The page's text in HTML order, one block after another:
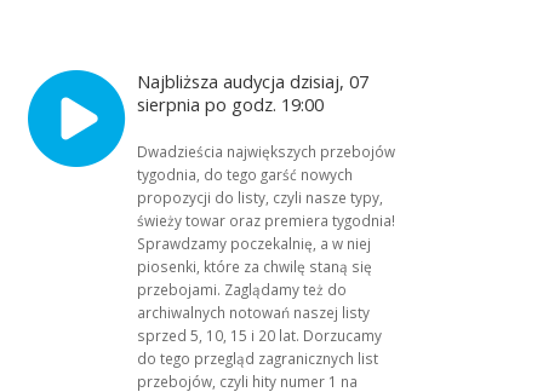
Najbliższa audycja dzisiaj, 07
sierpnia po godz. 19:00
Dwadzieścia największych przebojów
tygodnia, do tego garść nowych
propozycji do listy, czyli nasze typy,
świeży towar oraz premiera tygodnia!
Sprawdzamy poczekalnię, a w niej
piosenki, które za chwilę staną się
przebojami. Zaglądamy też do
archiwalnych notowań naszej listy
sprzed 5, 10, 15 i 20 lat. Dorzucamy
do tego przegląd zagranicznych list
przebojów, czyli hity numer 1 na